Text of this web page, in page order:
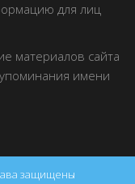
для лиц
материалов сайта
имени
защищены